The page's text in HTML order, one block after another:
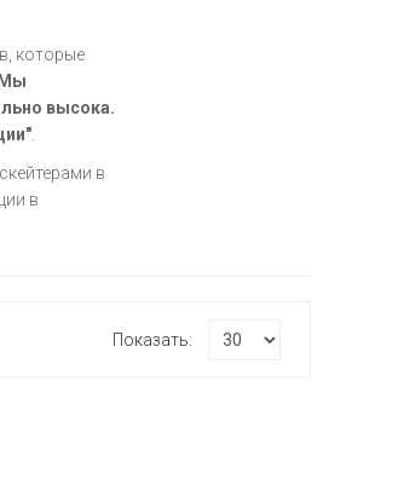
которые
высока.
в
в
Показать: